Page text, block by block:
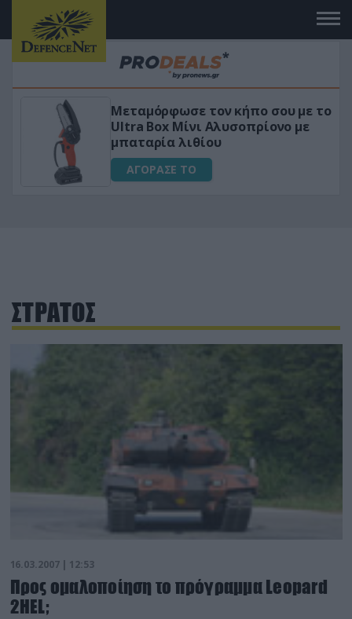
Μεταμόρφωσε τον κήπο σου με το
Ultra Box Μίνι Αλυσοπρίονο με
μπαταρία λιθίου
ΑΓΟΡΑΣΕ ΤΟ
ΣΤΡΑΤΟΣ
16.03.2007 | 12:53
Προς ομαλοποίηση το πρόγραμμα Leopard
2HEL;